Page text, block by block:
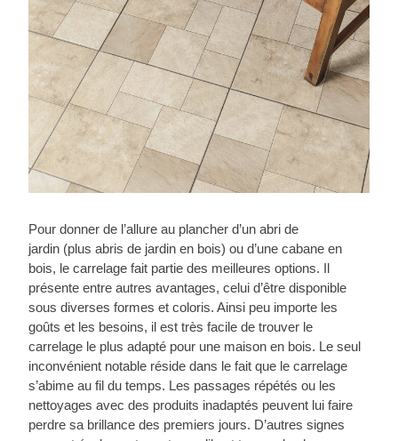
Pour donner de l’allure au plancher d’un abri de
jardin (plus abris de jardin en bois) ou d’une cabane en
bois, le carrelage fait partie des meilleures options. Il
présente entre autres avantages, celui d’être disponible
sous diverses formes et coloris. Ainsi peu importe les
goûts et les besoins, il est très facile de trouver le
carrelage le plus adapté pour une maison en bois. Le seul
inconvénient notable réside dans le fait que le carrelage
s’abime au fil du temps. Les passages répétés ou les
nettoyages avec des produits inadaptés peuvent lui faire
perdre sa brillance des premiers jours. D’autres signes